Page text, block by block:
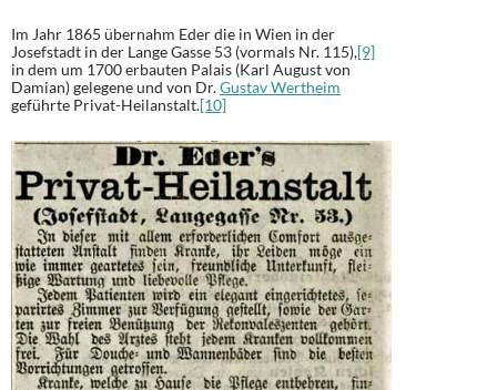
Im Jahr 1865 übernahm Eder die in Wien in der
Josefstadt in der Lange Gasse 53 (vormals Nr. 115),[9]
in dem um 1700 erbauten Palais (Karl August von
Damian) gelegene und von Dr.Gustav Wertheim
geführte Privat-Heilanstalt.[10]